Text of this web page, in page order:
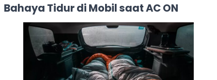
Bahaya Tidur di Mobil saat AC ON